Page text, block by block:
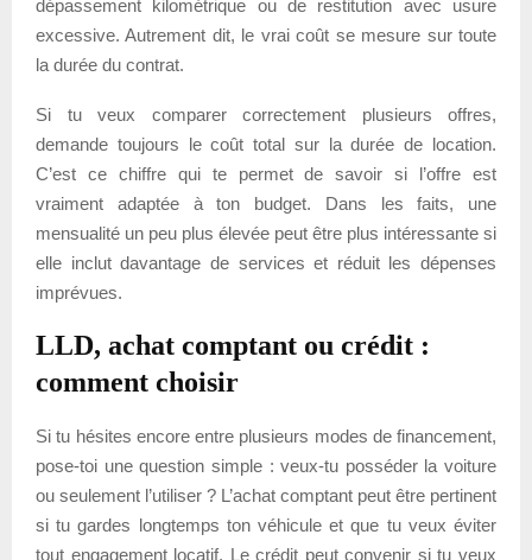
dépassement kilométrique ou de restitution avec usure
excessive. Autrement dit, le vrai coût se mesure sur toute
la durée du contrat.
Si tu veux comparer correctement plusieurs offres,
demande toujours le coût total sur la durée de location.
C’est ce chiffre qui te permet de savoir si l’offre est
vraiment adaptée à ton budget. Dans les faits, une
mensualité un peu plus élevée peut être plus intéressante si
elle inclut davantage de services et réduit les dépenses
imprévues.
LLD, achat comptant ou crédit :
comment choisir
Si tu hésites encore entre plusieurs modes de financement,
pose-toi une question simple : veux-tu posséder la voiture
ou seulement l’utiliser ? L’achat comptant peut être pertinent
si tu gardes longtemps ton véhicule et que tu veux éviter
tout engagement locatif. Le crédit peut convenir si tu veux